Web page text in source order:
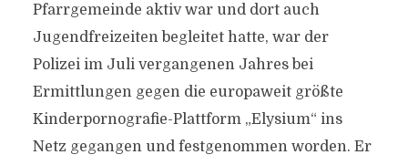
Pfarrgemeinde aktiv war und dort auch
Jugendfreizeiten begleitet hatte, war der
Polizei im Juli vergangenen Jahres bei
Ermittlungen gegen die europaweit größte
Kinderpornografie-Plattform „Elysium“ ins
Netz gegangen und festgenommen worden. Er